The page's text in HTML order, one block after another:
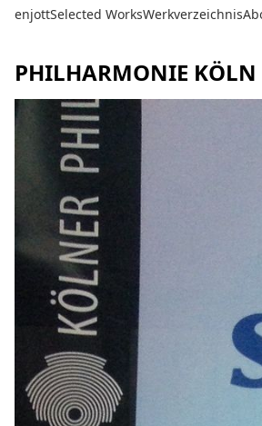
enjottSelected WorksWerkverzeichnis
PHILHARMONIE